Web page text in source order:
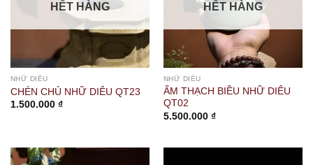
HẾT HÀNG
NHỮ DIÊU
CHÉN CHỦ NHỮ DIÊU QT23
1.500.000 ₫
HẾT HÀNG
NHỮ DIÊU
ẤM THẠCH BIỀU NHỮ DIÊU
QT02
5.500.000 ₫